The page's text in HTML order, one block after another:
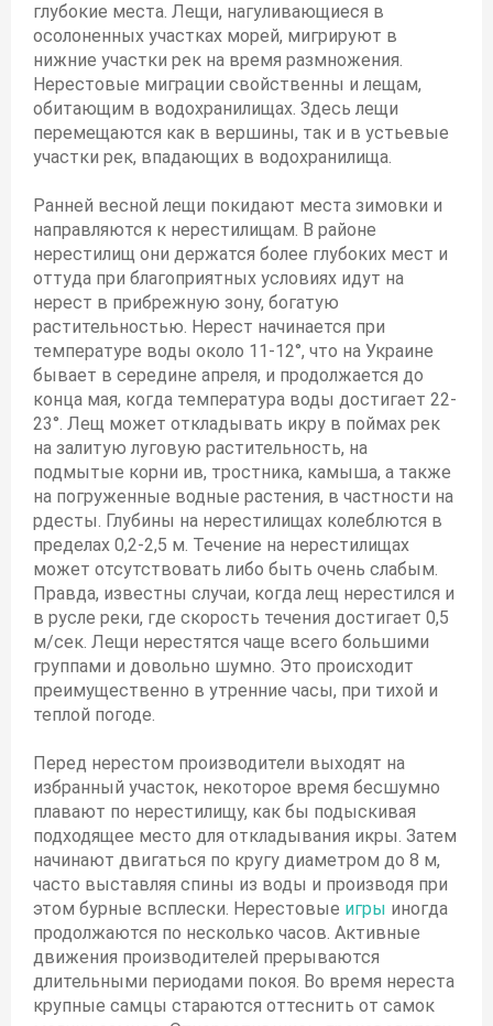
глубокие места. Лещи, нагуливающиеся в
осолоненных участках морей, мигрируют в
нижние участки рек на время размножения.
Нерестовые миграции свойственны и лещам,
обитающим в водохранилищах. Здесь лещи
перемещаются как в вершины, так и в устьевые
участки рек, впадающих в водохранилища.
Ранней весной лещи покидают места зимовки и
направляются к нерестилищам. В районе
нерестилищ они держатся более глубоких мест и
оттуда при благоприятных условиях идут на
нерест в прибрежную зону, богатую
растительностью. Нерест начинается при
температуре воды около 11-12°, что на Украине
бывает в середине апреля, и продолжается до
конца мая, когда температура воды достигает 22-
23°. Лещ может откладывать икру в поймах рек
на залитую луговую растительность, на
подмытые корни ив, тростника, камыша, а также
на погруженные водные растения, в частности на
рдесты. Глубины на нерестилищах колеблются в
пределах 0,2-2,5 м. Течение на нерестилищах
может отсутствовать либо быть очень слабым.
Правда, известны случаи, когда лещ нерестился и
в русле реки, где скорость течения достигает 0,5
м/сек. Лещи нерестятся чаще всего большими
группами и довольно шумно. Это происходит
преимущественно в утренние часы, при тихой и
теплой погоде.
Перед нерестом производители выходят на
избранный участок, некоторое время бесшумно
плавают по нерестилищу, как бы подыскивая
подходящее место для откладывания икры. Затем
начинают двигаться по кругу диаметром до 8 м,
часто выставляя спины из воды и производя при
этом бурные всплески. Нерестовые игры иногда
продолжаются по несколько часов. Активные
движения производителей прерываются
длительными периодами покоя. Во время нереста
крупные самцы стараются оттеснить от самок